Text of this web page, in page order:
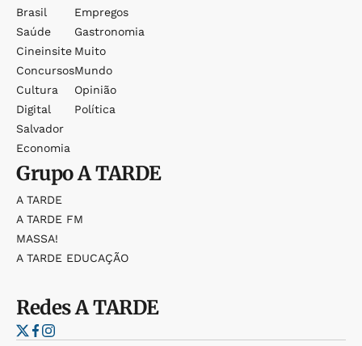
Brasil
Saúde
Cineinsite
Concursos
Cultura
Digital
Salvador
Economia
Empregos
Gastronomia
Muito
Mundo
Opinião
Política
GrupoA TARDE
A TARDE
A TARDE FM
MASSA!
A TARDE EDUCAÇÃO
RedesA TARDE